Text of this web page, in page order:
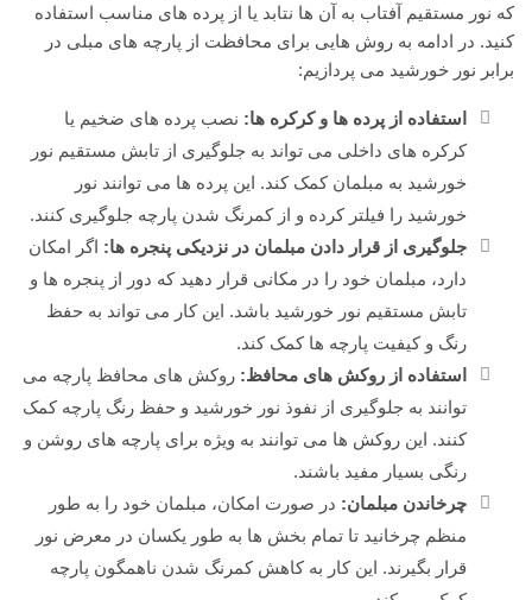
که نور مستقیم آفتاب به آن ها نتابد یا از پرده های مناسب استفاده
کنید. در ادامه به روش هایی برای محافظت از پارچه های مبلی در
برابر نور خورشید می پردازیم:
استفاده از پرده ها و کرکره ها: نصب پرده های ضخیم یا
کرکره های داخلی می تواند به جلوگیری از تابش مستقیم نور
خورشید به مبلمان کمک کند. این پرده ها می توانند نور
خورشید را فیلتر کرده و از کمرنگ شدن پارچه جلوگیری کنند.
جلوگیری از قرار دادن مبلمان در نزدیکی پنجره ها: اگر امکان
دارد، مبلمان خود را در مکانی قرار دهید که دور از پنجره ها و
تابش مستقیم نور خورشید باشد. این کار می تواند به حفظ
رنگ و کیفیت پارچه ها کمک کند.
استفاده از روکش های محافظ: روکش های محافظ پارچه می
توانند به جلوگیری از نفوذ نور خورشید و حفظ رنگ پارچه کمک
کنند. این روکش ها می توانند به ویژه برای پارچه های روشن و
رنگی بسیار مفید باشند.
چرخاندن مبلمان: در صورت امکان، مبلمان خود را به طور
منظم چرخانید تا تمام بخش ها به طور یکسان در معرض نور
قرار بگیرند. این کار به کاهش کمرنگ شدن ناهمگون پارچه